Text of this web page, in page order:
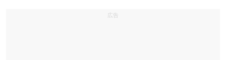
広告